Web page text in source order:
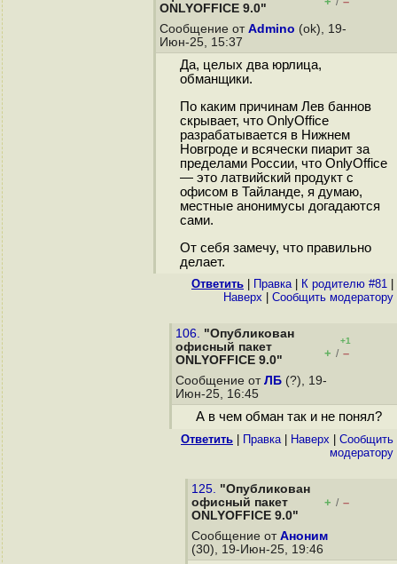
ONLYOFFICE 9.0"
Сообщение от Admino (ok), 19-
Июн-25, 15:37
Да, целых два юрлица,
обманщики.
По каким причинам Лев баннов
скрывает, что OnlyOffice
разрабатывается в Нижнем
Новгроде и всячески пиарит за
пределами России, что OnlyOffice
— это латвийский продукт с
офисом в Тайланде, я думаю,
местные анонимусы догадаются
сами.
От себя замечу, что правильно
делает.
Ответить Правка| К родителю #81
Наверх
Cообщить модератору
106. "Опубликован
офисный пакет
ONLYOFFICE 9.0"
+1
+ / –
Сообщение от ЛБ (?), 19-
Июн-25, 16:45
А в чем обман так и не понял?
Ответить Правка| Наверх
Cообщить
модератору
125. "Опубликован
офисный пакет
ONLYOFFICE 9.0"
+ / –
Сообщение от Аноним
(30), 19-Июн-25, 19:46